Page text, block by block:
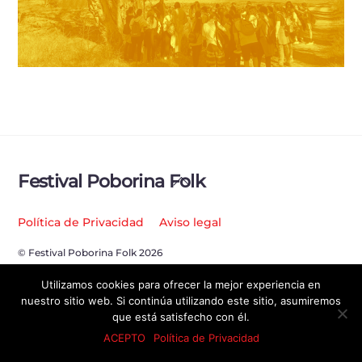
Back
Top
Festival Poborina Folk
Política de Privacidad Aviso legal
© Festival Poborina Folk 2026
Utilizamos cookies para ofrecer la mejor experiencia en
nuestro sitio web. Si continúa utilizando este sitio, asumiremos
que está satisfecho con él.
ACEPTO
Política de Privacidad